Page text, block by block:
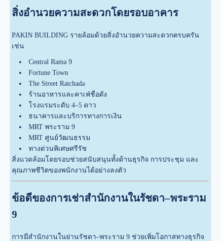
สิ่งอำนวยความสะดวกโดยรอบอาคาร
PAKIN BUILDING รายล้อมด้วยสิ่งอำนวยความสะดวกครบครัน
เช่น
Central Rama 9
Fortune Town
The Street Ratchada
ร้านอาหารและคาเฟ่ชื่อดัง
โรงแรมระดับ 4–5 ดาว
ธนาคารและบริการทางการเงิน
MRT พระราม 9
MRT ศูนย์วัฒนธรรม
ทางด่วนพิเศษศรีรัช
สิ่งแวดล้อมโดยรอบช่วยสนับสนุนทั้งด้านธุรกิจ การประชุม และ
คุณภาพชีวิตของพนักงานได้อย่างลงตัว
ข้อดีของการเช่าสำนักงานในรัชดา–พระราม
9
การมีสำนักงานในย่านรัชดา–พระราม 9 ช่วยเพิ่มโอกาสทางธุรกิจ